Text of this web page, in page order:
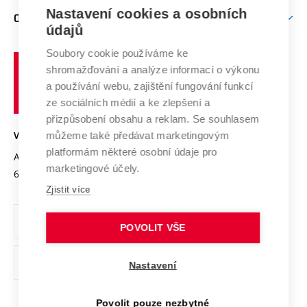
E-přihláška
Doktorské studium
Podpora podnikání
Mezinárodní vědecká rada
Systém zajišťování kvality výzkumu
Výzkumné infrastruktury
Transfer znalostí
Open Science
Projekty
Projekty ze strukturálních fondů
Specifický výzkum
Zahraniční spolupráce
Spolupráce se školami
Služby univerzity
Mezinárodní dohody
Univerzitní sítě
O UNIVERZITĚ
Profil univerzity
Udržitelná univerzita
Podnikavá univerzita / ContriBUTe
Bezpečná univerzita
Vyznamenání
Organizační struktura
Ochrana osobních údajů
odkaz)
učení
technické
VYSOKÉ UČENÍ TECHNICKÉ V BRNĚ
Antonínská 548/1
602 00 Brno
www.vut.cz
vut@vutbr.cz
Nastavení cookies a osobních
údajů
Soubory cookie používáme ke
shromažďování a analýze informací o výkonu
a používání webu, zajištění fungování funkcí
ze sociálních médií a ke zlepšení a
přizpůsobení obsahu a reklam. Se souhlasem
můžeme také předávat marketingovým
platformám některé osobní údaje pro
marketingové účely.
Zjistit více
POVOLIT VŠE
Nastavení
Povolit pouze nezbytné